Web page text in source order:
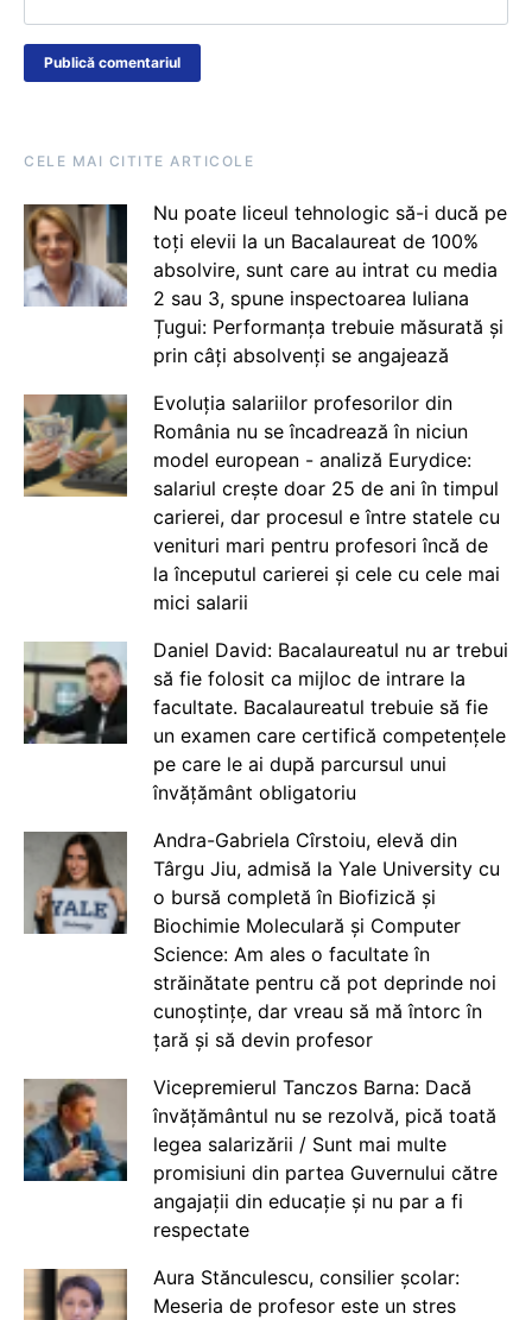
CELE MAI CITITE ARTICOLE
Nu poate liceul tehnologic să-i ducă pe
toți elevii la un Bacalaureat de 100%
absolvire, sunt care au intrat cu media
2 sau 3, spune inspectoarea Iuliana
Țugui: Performanța trebuie măsurată și
prin câți absolvenți se angajează
Evoluția salariilor profesorilor din
România nu se încadrează în niciun
model european - analiză Eurydice:
salariul crește doar 25 de ani în timpul
carierei, dar procesul e între statele cu
venituri mari pentru profesori încă de
la începutul carierei și cele cu cele mai
mici salarii
Daniel David: Bacalaureatul nu ar trebui
să fie folosit ca mijloc de intrare la
facultate. Bacalaureatul trebuie să fie
un examen care certifică competențele
pe care le ai după parcursul unui
învățământ obligatoriu
Andra-Gabriela Cîrstoiu, elevă din
Târgu Jiu, admisă la Yale University cu
o bursă completă în Biofizică și
Biochimie Moleculară și Computer
Science: Am ales o facultate în
străinătate pentru că pot deprinde noi
cunoștințe, dar vreau să mă întorc în
țară și să devin profesor
Vicepremierul Tanczos Barna: Dacă
învățământul nu se rezolvă, pică toată
legea salarizării / Sunt mai multe
promisiuni din partea Guvernului către
angajații din educație și nu par a fi
respectate
Aura Stănculescu, consilier școlar:
Meseria de profesor este un stres